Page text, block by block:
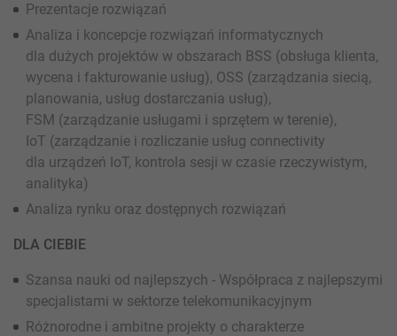
Prezentacje rozwiązań
Analiza i koncepcje rozwiązań informatycznych
dla dużych projektów w obszarach BSS (obsługa klienta,
wycena i fakturowanie usług), OSS (zarządzania siecią,
planowania, usług dostarczania usług),
FSM (zarządzanie usługami i sprzętem w terenie),
IoT (zarządzanie i rozliczanie usług connectivity
dla urządzeń IoT, kontrola sesji w czasie rzeczywistym,
analityka)
Analiza rynku oraz dostępnych rozwiązań
DLA CIEBIE
Szansa nauki od najlepszych - Współpraca z najlepszymi
specjalistami w sektorze telekomunikacyjnym
Różnorodne i ambitne projekty o charakterze